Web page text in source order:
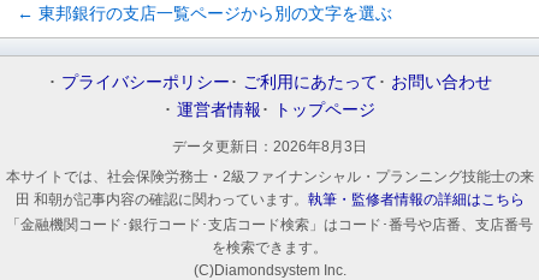
← 東邦銀行の支店一覧ページから別の文字を選ぶ
プライバシーポリシー ご利用にあたって
お問い合わせ
運営者情報
トップページ
データ更新日： 2026年8月3日
本サイトでは、社会保険労務士・2級ファイナンシャル・プランニング技能士の来
田 和朝が記事内容の確認に関わっています。 執筆・監修者情報の詳細はこちら
「金融機関コード･銀行コード･支店コード検索」はコード･番号や店番、支店番号
を検索できます。
(C)Diamondsystem Inc.